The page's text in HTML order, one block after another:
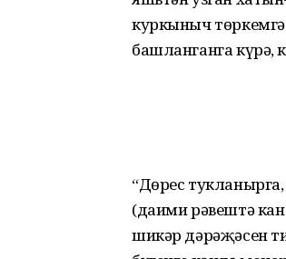
куркыныч
башланганга күрә,
“Дөрес
(даими рәвештә
шикәр дәрәҗәсен